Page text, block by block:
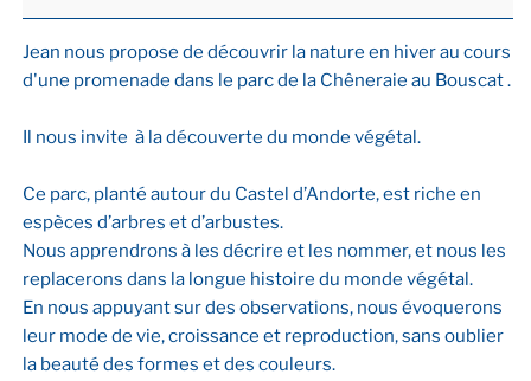
-
Sortie
botanique
Jean nous propose de découvrir la nature en hiver au cours
d'une promenade dans le parc de la Chêneraie au Bouscat .
Il nous invite à la découverte du monde végétal.
Ce parc, planté autour du Castel d’Andorte, est riche en
espèces d’arbres et d’arbustes.
Nous apprendrons à les décrire et les nommer, et nous les
replacerons dans la longue histoire du monde végétal.
En nous appuyant sur des observations, nous évoquerons
leur mode de vie, croissance et reproduction, sans oublier
la beauté des formes et des couleurs.